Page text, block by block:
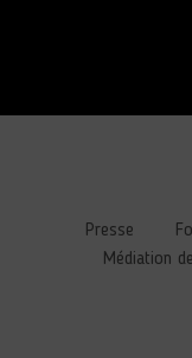
Presse
Médiation